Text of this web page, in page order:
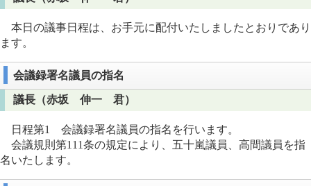
本日の議事日程は、お手元に配付いたしましたとおりであり
ます。
会議録署名議員の指名
議長（赤坂 伸一 君）
日程第1 会議録署名議員の指名を行います。
会議規則第111条の規定により、五十嵐議員、高間議員を指
名いたします。